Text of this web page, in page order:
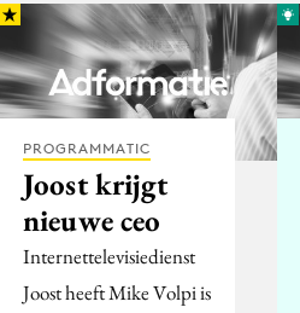
PROGRAMMATIC
Joost krijgt
nieuwe ceo
Internettelevisiedienst
Joost heeft Mike Volpi is